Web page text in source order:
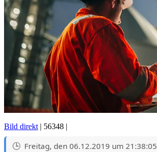
Bild direkt | 56348 |
Freitag, den 06.12.2019 um 21:38:05